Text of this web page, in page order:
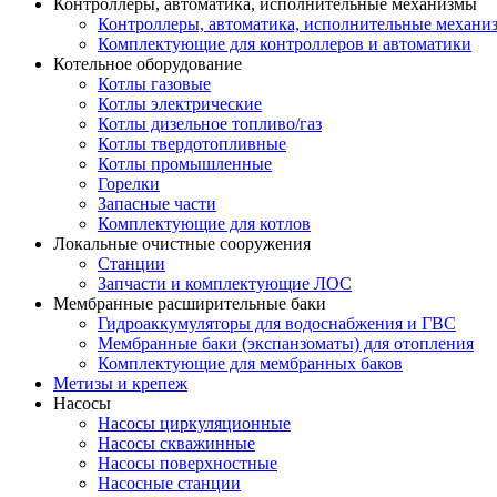
Контроллеры, автоматика, исполнительные механизмы
Контроллеры, автоматика, исполнительные
Комплектующие для контроллеров и автоматики
Котельное оборудование
Котлы газовые
Котлы электрические
Котлы дизельное топливо/газ
Котлы твердотопливные
Котлы промышленные
Горелки
Запасные части
Комплектующие для котлов
Локальные очистные сооружения
Станции
Запчасти и комплектующие ЛОС
Мембранные расширительные баки
Гидроаккумуляторы для водоснабжения и ГВС
Мембранные баки (экспанзоматы) для отопления
Комплектующие для мембранных баков
Метизы и крепеж
Насосы
Насосы циркуляционные
Насосы скважинные
Насосы поверхностные
Насосные станции